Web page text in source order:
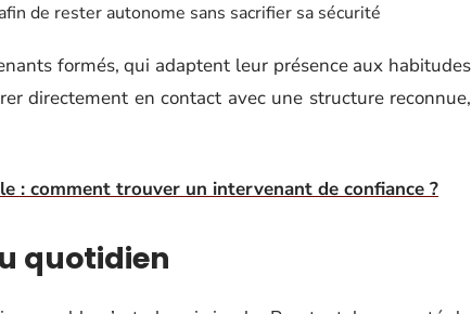
de rester autonome sans sacrifier sa sécurité
formés, qui adaptent leur présence aux habitudes
directement en contact avec une structure reconnue,
: comment trouver un intervenant de confiance ?
quotidien